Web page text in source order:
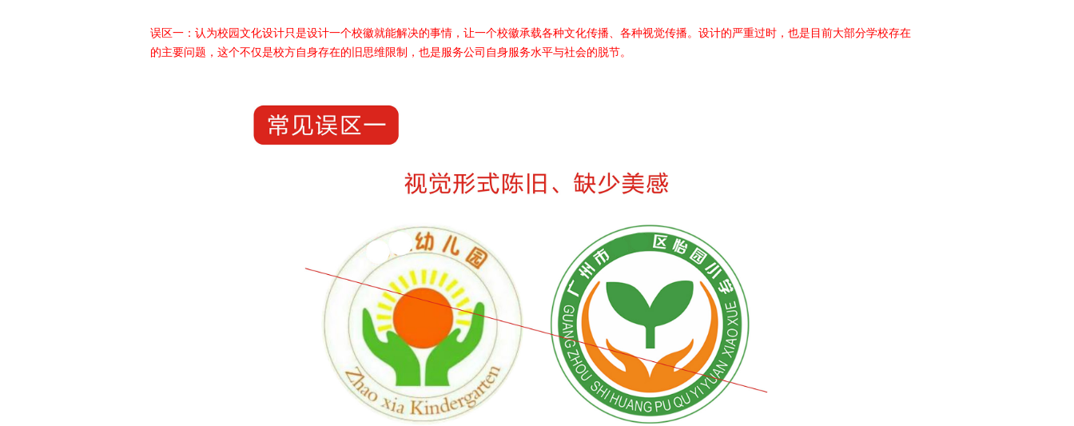
误区一：认为校园文化设计只是设计一个校徽就能解决的事情，让一个校徽承载各种文化传播、各种视觉传播。设计的严重过时，也是目前大部分学校存在
的主要问题，这个不仅是校方自身存在的旧思维限制，也是服务公司自身服务水平与社会的脱节。